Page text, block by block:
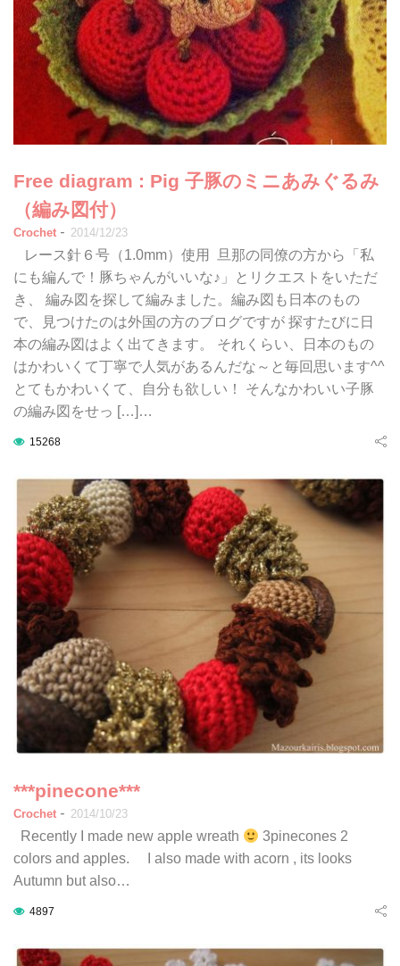
Free diagram : Pig 子豚のミニあみぐるみ
（編み図付）
Crochet - 2014/12/23
レース針６号（1.0mm）使用 旦那の同僚の方から「私
にも編んで！豚ちゃんがいいな♪」とリクエストをいただ
き、 編み図を探して編みました。編み図も日本のもの
で、見つけたのは外国の方のブログですが 探すたびに日
本の編み図はよく出てきます。 それくらい、日本のもの
はかわいくて丁寧で人気があるんだな～と毎回思います^^
とてもかわいくて、自分も欲しい！ そんなかわいい子豚
の編み図をせっ […]…
15268
***pinecone***
Crochet - 2014/10/23
Recently I made new apple wreath
3pinecones 2
colors and apples. I also made with acorn , its looks
Autumn but also…
4897